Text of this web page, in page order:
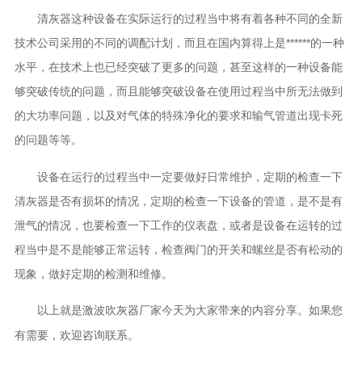
清灰器这种设备在实际运行的过程当中将有着各种不同的全新
技术公司采用的不同的调配计划，而且在国内算得上是******的一种
水平，在技术上也已经突破了更多的问题，甚至这样的一种设备能
够突破传统的问题，而且能够突破设备在使用过程当中所无法做到
的大功率问题，以及对气体的特殊净化的要求和输气管道出现卡死
的问题等等。
设备在运行的过程当中一定要做好日常维护，定期的检查一下
清灰器是否有损坏的情况，定期的检查一下设备的管道，是不是有
泄气的情况，也要检查一下工作的仪表盘，或者是设备在运转的过
程当中是不是能够正常运转，检查阀门的开关和螺丝是否有松动的
现象，做好定期的检测和维修。
以上就是激波吹灰器厂家今天为大家带来的内容分享。如果您
有需要，欢迎咨询联系。